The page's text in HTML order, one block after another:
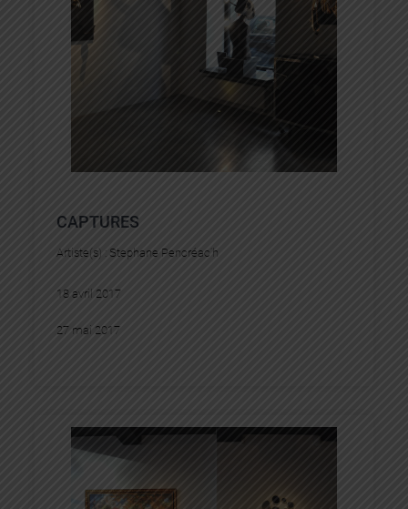
CAPTURES
Artiste(s) : Stephane Pencréac’h
18 avril 2017
27 mai 2017